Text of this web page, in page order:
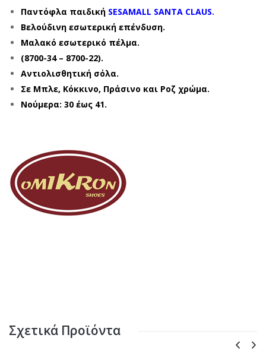
Παντόφλα παιδική SESAMALL SANTA CLAUS.
Βελούδινη εσωτερική επένδυση.
Μαλακό εσωτερικό πέλμα.
(8700-34 – 8700-22).
Αντιολισθητική σόλα.
Σε Μπλε, Κόκκινο, Πράσινο και Ροζ χρώμα.
Νούμερα: 30 έως 41.
Σχετικά Προϊόντα